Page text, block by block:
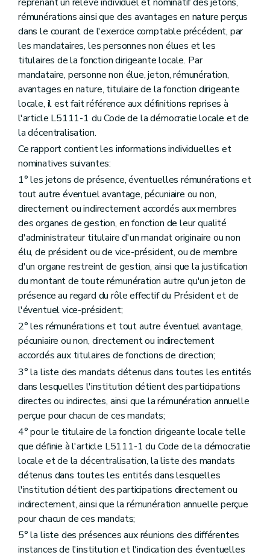
rémunérations ainsi que des avantages en nature perçus
dans le courant de l'exercice comptable précédent, par
les mandataires, les personnes non élues et les
titulaires de la fonction dirigeante locale. Par
mandataire, personne non élue, jeton, rémunération,
avantages en nature, titulaire de la fonction dirigeante
locale, il est fait référence aux définitions reprises à
l'article L5111-1 du Code de la démocratie locale et de
la décentralisation.
Ce rapport contient les informations individuelles et
nominatives suivantes:
1° les jetons de présence, éventuelles rémunérations et
tout autre éventuel avantage, pécuniaire ou non,
directement ou indirectement accordés aux membres
des organes de gestion, en fonction de leur qualité
d'administrateur titulaire d'un mandat originaire ou non
élu, de président ou de vice-président, ou de membre
d'un organe restreint de gestion, ainsi que la justification
du montant de toute rémunération autre qu'un jeton de
présence au regard du rôle effectif du Président et de
l'éventuel vice-président;
2° les rémunérations et tout autre éventuel avantage,
pécuniaire ou non, directement ou indirectement
accordés aux titulaires de fonctions de direction;
3° la liste des mandats détenus dans toutes les entités
dans lesquelles l'institution détient des participations
directes ou indirectes, ainsi que la rémunération annuelle
perçue pour chacun de ces mandats;
4° pour le titulaire de la fonction dirigeante locale telle
que définie à l'article L5111-1 du Code de la démocratie
locale et de la décentralisation, la liste des mandats
détenus dans toutes les entités dans lesquelles
l'institution détient des participations directement ou
indirectement, ainsi que la rémunération annuelle perçue
pour chacun de ces mandats;
5° la liste des présences aux réunions des différentes
instances de l'institution et l'indication des éventuelles